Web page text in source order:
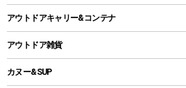
パラソル
テントアクセサリー
ペグ
キャンドル
パーティータイプグリル
鉄板、アミ
ホットサンドメーカー
クッカーセット
シェラカップ
コップ付きタイプ
ワンタッチタイプ
プラスチックボトル
クーラーボックス
クーラーバッグ
ウォータージャグ
アウトドアキャリー&コンテナ
アウトドアキャリー
アウトドア雑貨
バックパック&バッグ
カヌー&SUP